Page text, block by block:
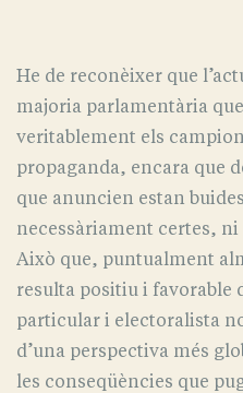
He de reconèixer que
majoria parlamentària
veritablement els
propaganda, encara que
que anuncien estan
necessàriament certes,
Això que, puntualment
resulta positiu i favorable
particular i electoralista
d’una perspectiva més
les conseqüències que